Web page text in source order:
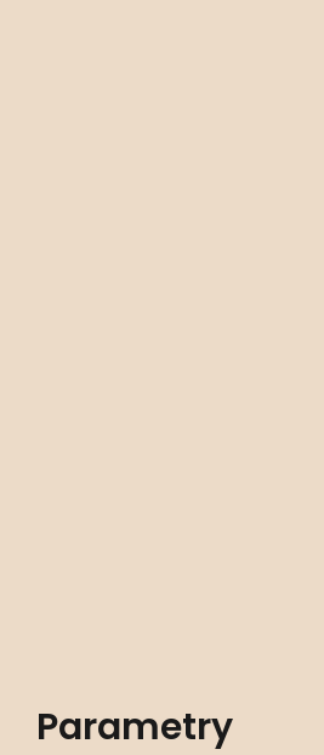
Parametry